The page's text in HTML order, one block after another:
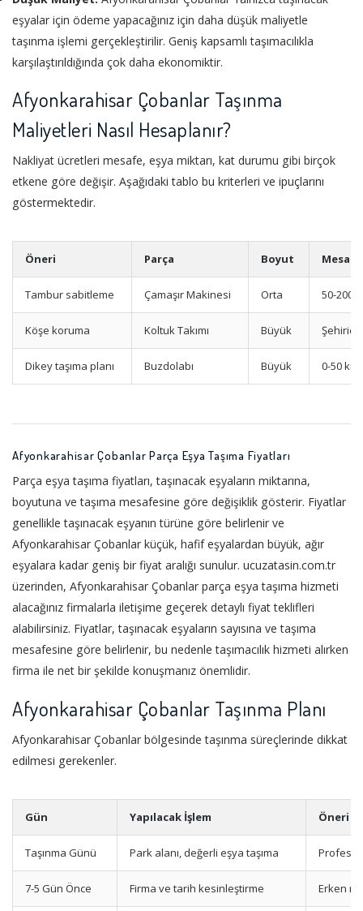
eşyalar için ödeme yapacağınız için daha düşük maliyetle
taşınma işlemi gerçekleştirilir. Geniş kapsamlı taşımacılıkla
karşılaştırıldığında çok daha ekonomiktir.
Afyonkarahisar Çobanlar Taşınma
Maliyetleri Nasıl Hesaplanır?
Nakliyat ücretleri mesafe, eşya miktarı, kat durumu gibi birçok
etkene göre değişir. Aşağıdaki tablo bu kriterleri ve ipuçlarını
göstermektedir.
Öneri Parça Boyut Mesafe
Tambur sabitleme Çamaşır Makinesi Orta 50-200
Köşe koruma Koltuk Takımı Büyük Şehiriçi
Dikey taşıma planı Buzdolabı Büyük 0-50 km
Afyonkarahisar Çobanlar Parça Eşya Taşıma Fiyatları
Parça eşya taşıma fiyatları, taşınacak eşyaların miktarına,
boyutuna ve taşıma mesafesine göre değişiklik gösterir. Fiyatlar
genellikle taşınacak eşyanın türüne göre belirlenir ve
Afyonkarahisar Çobanlar küçük, hafif eşyalardan büyük, ağır
eşyalara kadar geniş bir fiyat aralığı sunulur. ucuzatasin.com.tr
üzerinden, Afyonkarahisar Çobanlar parça eşya taşıma hizmeti
alacağınız firmalarla iletişime geçerek detaylı fiyat teklifleri
alabilirsiniz. Fiyatlar, taşınacak eşyaların sayısına ve taşıma
mesafesine göre belirlenir, bu nedenle taşımacılık hizmeti alırken
firma ile net bir şekilde konuşmanız önemlidir.
Afyonkarahisar Çobanlar Taşınma Planı
Afyonkarahisar Çobanlar bölgesinde taşınma süreçlerinde dikkat
edilmesi gerekenler.
Gün Yapılacak İşlem Öneri
Taşınma Günü Park alanı, değerli eşya taşıma
7-5 Gün Önce Firma ve tarih kesinleştirme Erken